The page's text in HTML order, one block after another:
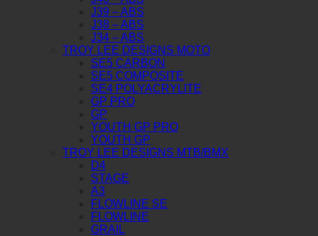
J39 – ABS
J38 – ABS
J34 – ABS
TROY LEE DESIGNS MOTO
SE5 CARBON
SE5 COMPOSITE
SE4 POLYACRYLITE
GP PRO
GP
YOUTH GP PRO
YOUTH GP
TROY LEE DESIGNS MTB/BMX
D4
STAGE
A3
FLOWLINE SE
FLOWLINE
GRAIL